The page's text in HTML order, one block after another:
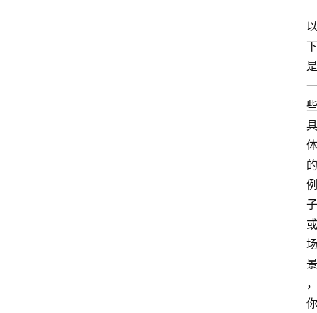
以
下
是
一
些
具
体
的
例
子
或
场
景
，
你